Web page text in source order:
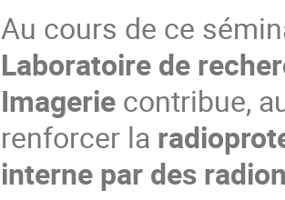
Au cours de ce
Laboratoire de
Imagerie contribue,
renforcer la
interne par des